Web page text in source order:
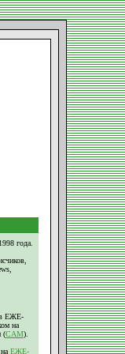
года.
в ЕЖЕ-
на
(CAM).
ЕЖЕ-